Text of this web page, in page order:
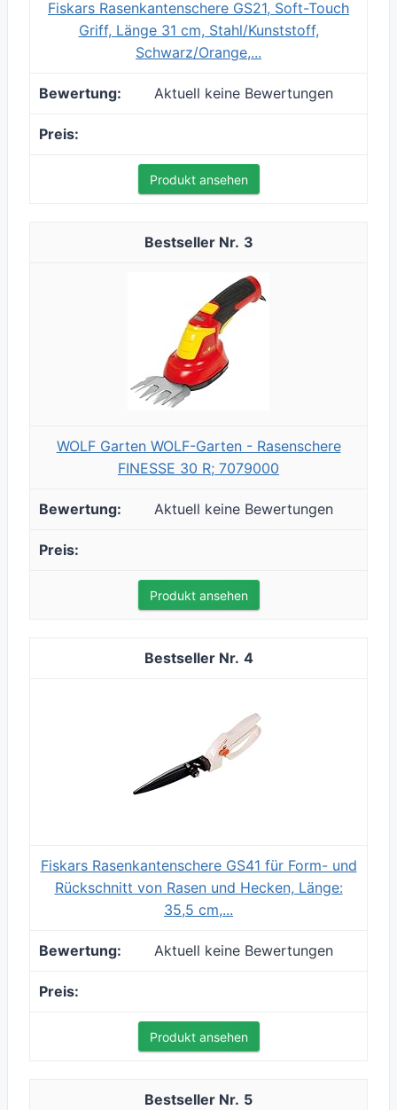
Fiskars Rasenkantenschere GS21, Soft-Touch
Griff, Länge 31 cm, Stahl/Kunststoff,
Schwarz/Orange,...
Aktuell keine Bewertungen
Produkt ansehen
3
WOLF Garten WOLF-Garten - Rasenschere
FINESSE 30 R; 7079000
Aktuell keine Bewertungen
Produkt ansehen
4
Fiskars Rasenkantenschere GS41 für Form- und
Rückschnitt von Rasen und Hecken, Länge:
35,5 cm,...
Aktuell keine Bewertungen
Produkt ansehen
5